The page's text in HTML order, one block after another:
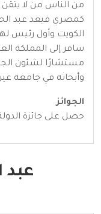
من الناس من لا يتقن
كمصري فيعد عبد
مستشارًا لشئون
وأبحاثه في جامعة
الجوائز
حصل على جائزة
عبد